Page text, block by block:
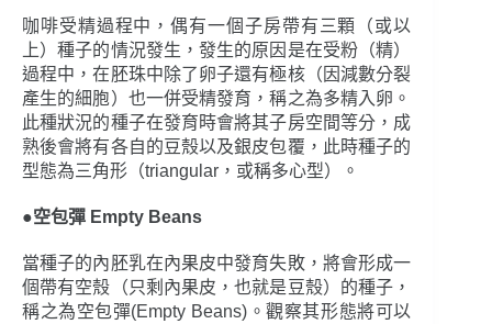
咖啡受精過程中，偶有一個子房帶有三顆（或以
上）種子的情況發生，發生的原因是在受粉（精）
過程中，在胚珠中除了卵子還有極核（因減數分裂
產生的細胞）也一併受精發育，稱之為多精入卵。
此種狀況的種子在發育時會將其子房空間等分，成
熟後會將有各自的豆殼以及銀皮包覆，此時種子的
型態為三角形（triangular，或稱多心型）。
●空包彈 Empty Beans
當種子的內胚乳在內果皮中發育失敗，將會形成一
個帶有空殼（只剩內果皮，也就是豆殼）的種子，
稱之為空包彈(Empty Beans)。觀察其形態將可以